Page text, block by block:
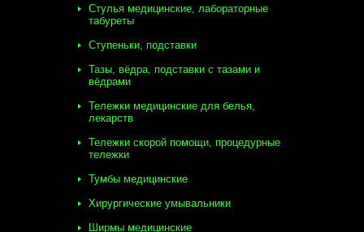
Стулья медицинские, лабораторные
табуреты
Ступеньки, подставки
Тазы, вёдра, подставки с тазами и
вёдрами
Тележки медицинские для белья,
лекарств
Тележки скорой помощи, процедурные
тележки
Тумбы медицинские
Хирургические умывальники
Ширмы медицинские